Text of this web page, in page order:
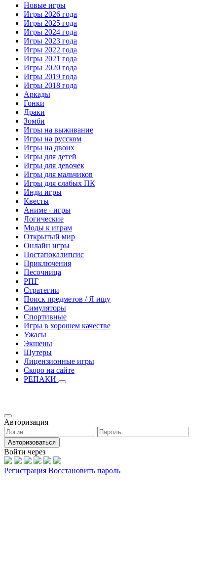
Новые игры
Игры 2026 года
Игры 2025 года
Игры 2024 года
Игры 2023 года
Игры 2022 года
Игры 2021 года
Игры 2020 года
Игры 2019 года
Игры 2018 года
Аркады
Гонки
Драки
Зомби
Игры на выживание
Игры на русском
Игры на двоих
Игры для детей
Игры для девочек
Игры для мальчиков
Игры для слабых ПК
Инди игры
Квесты
Аниме - игры
Логические
Моды к играм
Открытый мир
Онлайн игры
Постапокалипсис
Приключения
Песочница
РПГ
Стратегии
Поиск предметов / Я ищу
Симуляторы
Спортивные
Игры в хорошем качестве
Ужасы
Экшены
Шутеры
Лицензионные игры
Скоро на сайте
РЕПАКИ
Авторизация
Авторизоваться
Войти через
Регистрация Восстановить пароль